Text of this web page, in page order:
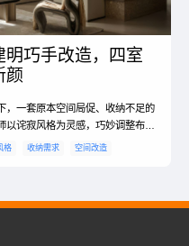
巧手改造，四室
颜
，一套原本空间局促、收纳不足的
以诧寂风格为灵感，巧妙调整布
格 收纳需求 空间改造